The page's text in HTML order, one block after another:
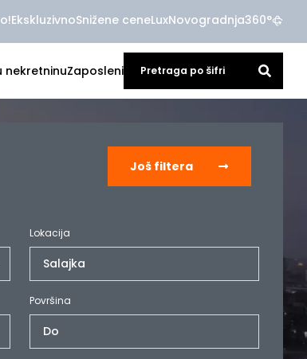
EkskluzivnoSnižene ceneLuxNovogradnja360°
nekretninuZaposleni
Još filtera
Lokacija
Salajka
Površina